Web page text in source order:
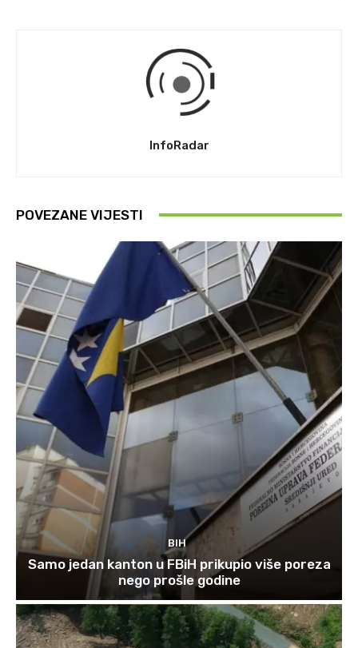
InfoRadar
POVEZANE VIJESTI
BIH
Samo jedan kanton u FBiH prikupio više poreza
nego prošle godine